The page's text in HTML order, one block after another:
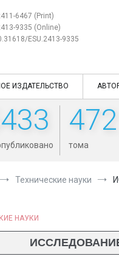
6467 (Print)
9335 (Online)
ESU.2413-9335
ИЗДАТЕЛЬСТВО
472
тома
Технические науки
НАУКИ